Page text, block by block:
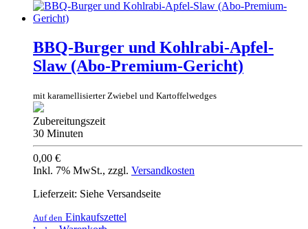
BBQ-Burger und Kohlrabi-Apfel-
Slaw (Abo-Premium-Gericht)
mit karamellisierter Zwiebel und Kartoffelwedges
Zubereitungszeit
30 Minuten
0,00 €
Inkl. 7% MwSt., zzgl. Versandkosten
Lieferzeit: Siehe Versandseite
Auf den Einkaufszettel